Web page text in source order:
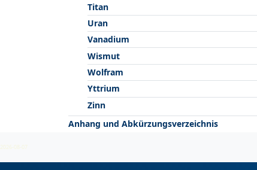
Titan
Uran
Vanadium
Wismut
Wolfram
Yttrium
Zinn
Anhang und Abkürzungsverzeichnis
2026-08-07